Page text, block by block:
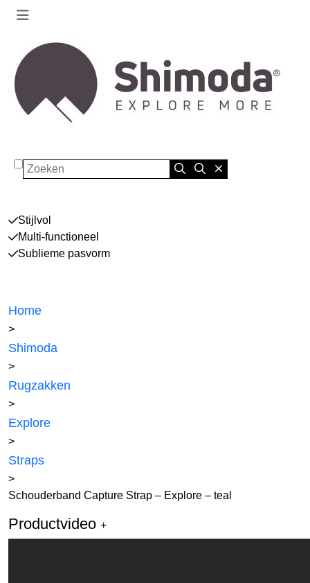
Zoeken
Stijlvol
Multi-functioneel
Sublieme pasvorm
Home
>
Shimoda
>
Rugzakken
>
Explore
>
Straps
>
Schouderband Capture Strap – Explore – teal
Productvideo +